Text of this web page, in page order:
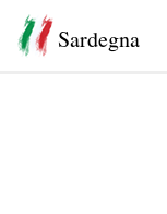
Sardegna